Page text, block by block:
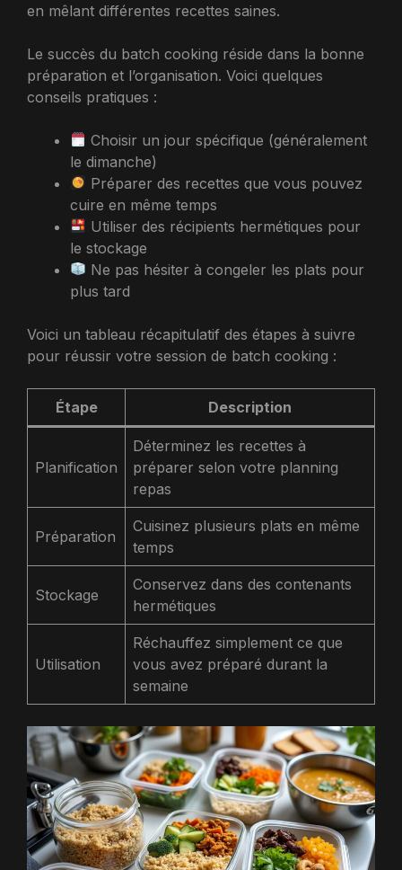
en mêlant différentes recettes saines.
Le succès du batch cooking réside dans la bonne
préparation et l’organisation. Voici quelques
conseils pratiques :
Choisir un jour spécifique (généralement
le dimanche)
Préparer des recettes que vous pouvez
cuire en même temps
Utiliser des récipients hermétiques pour
le stockage
Ne pas hésiter à congeler les plats pour
plus tard
Voici un tableau récapitulatif des étapes à suivre
pour réussir votre session de batch cooking :
Étape Description
Planification
Déterminez les recettes à
préparer selon votre planning
repas
Préparation
Cuisinez plusieurs plats en même
temps
Stockage
Conservez dans des contenants
hermétiques
Utilisation
Réchauffez simplement ce que
vous avez préparé durant la
semaine